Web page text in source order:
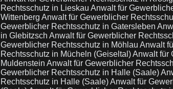
Rechtsschutz in Lieskau Anwalt für
Wittenberg Anwalt für Gewerblicher
Gewerblicher Rechtsschutz in Gatersleben
in Glebitzsch Anwalt für Gewerblicher
Gewerblicher Rechtsschutz in Möhlau Anwalt
Rechtsschutz in Mücheln (Geiseltal)Anwalt für
Muldenstein Anwalt für Gewerblicher
Gewerblicher Rechtsschutz in Halle (Saale)
Rechtsschutz in Halle (Saale)Anwalt für